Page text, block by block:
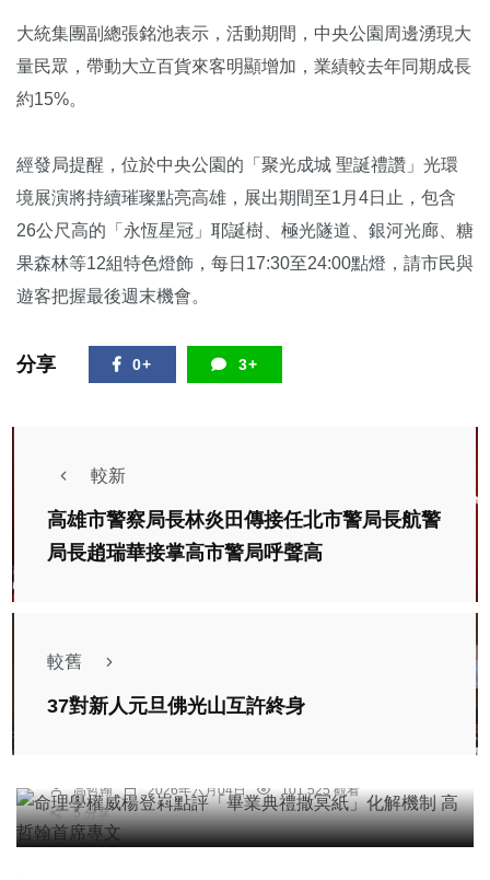
大統集團副總張銘池表示，活動期間，中央公園周邊湧現大
量民眾，帶動大立百貨來客明顯增加，業績較去年同期成長
約15%。
經發局提醒，位於中央公園的「聚光成城 聖誕禮讚」光環
境展演將持續璀璨點亮高雄，展出期間至1月4日止，包含
26公尺高的「永恆星冠」耶誕樹、極光隧道、銀河光廊、糖
果森林等12組特色燈飾，每日17:30至24:00點燈，請市民與
遊客把握最後週末機會。
分享 0+ 3+
較新
高雄市警察局長林炎田傳接任北市警局長航警
局長趙瑞華接掌高市警局呼聲高
較舊
37對新人元旦佛光山互許終身
專欄
高哲翰 2026年六月04日
101,525 觀看
5 分享
綜合新聞 健康
縣府衛生局再創佳績！榮獲團隊績效品質典範獎及